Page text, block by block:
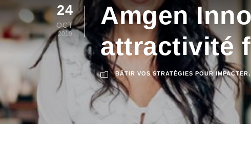
24
OCT
2019
Amgen
attractivité
BÂTIR VOS STRATÉGIES POUR IMPACTER,